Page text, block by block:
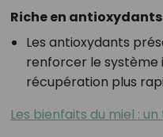
Riche en antioxydants
Les antioxydants
renforcer le système
récupération plus
Les bienfaits du miel :